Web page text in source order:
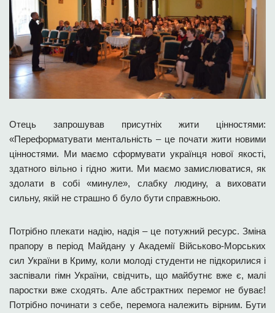
Отець запрошував присутніх жити цінностями:
«Переформатувати ментальність – це почати жити новими
цінностями. Ми маємо сформувати українця нової якості,
здатного вільно і гідно жити. Ми маємо замислюватися, як
здолати в собі «минуле», слабку людину, а виховати
сильну, якій не страшно б було бути справжньою.
Потрібно плекати надію, надія – це потужний ресурс. Зміна
прапору в період Майдану у Академії Військово-Морських
сил України в Криму, коли молоді студенти не підкорилися і
заспівали гімн України, свідчить, що майбутнє вже є, малі
паростки вже сходять. Але абстрактних перемог не буває!
Потрібно починати з себе, перемога належить вірним. Бути